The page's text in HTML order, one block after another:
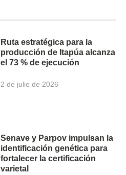
Ruta estratégica para la
producción de Itapúa alcanza
el 73 % de ejecución
2 de julio de 2026
Senave y Parpov impulsan la
identificación genética para
fortalecer la certificación
varietal